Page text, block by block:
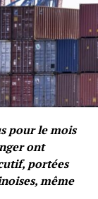
pour le mois
ont
portées
même